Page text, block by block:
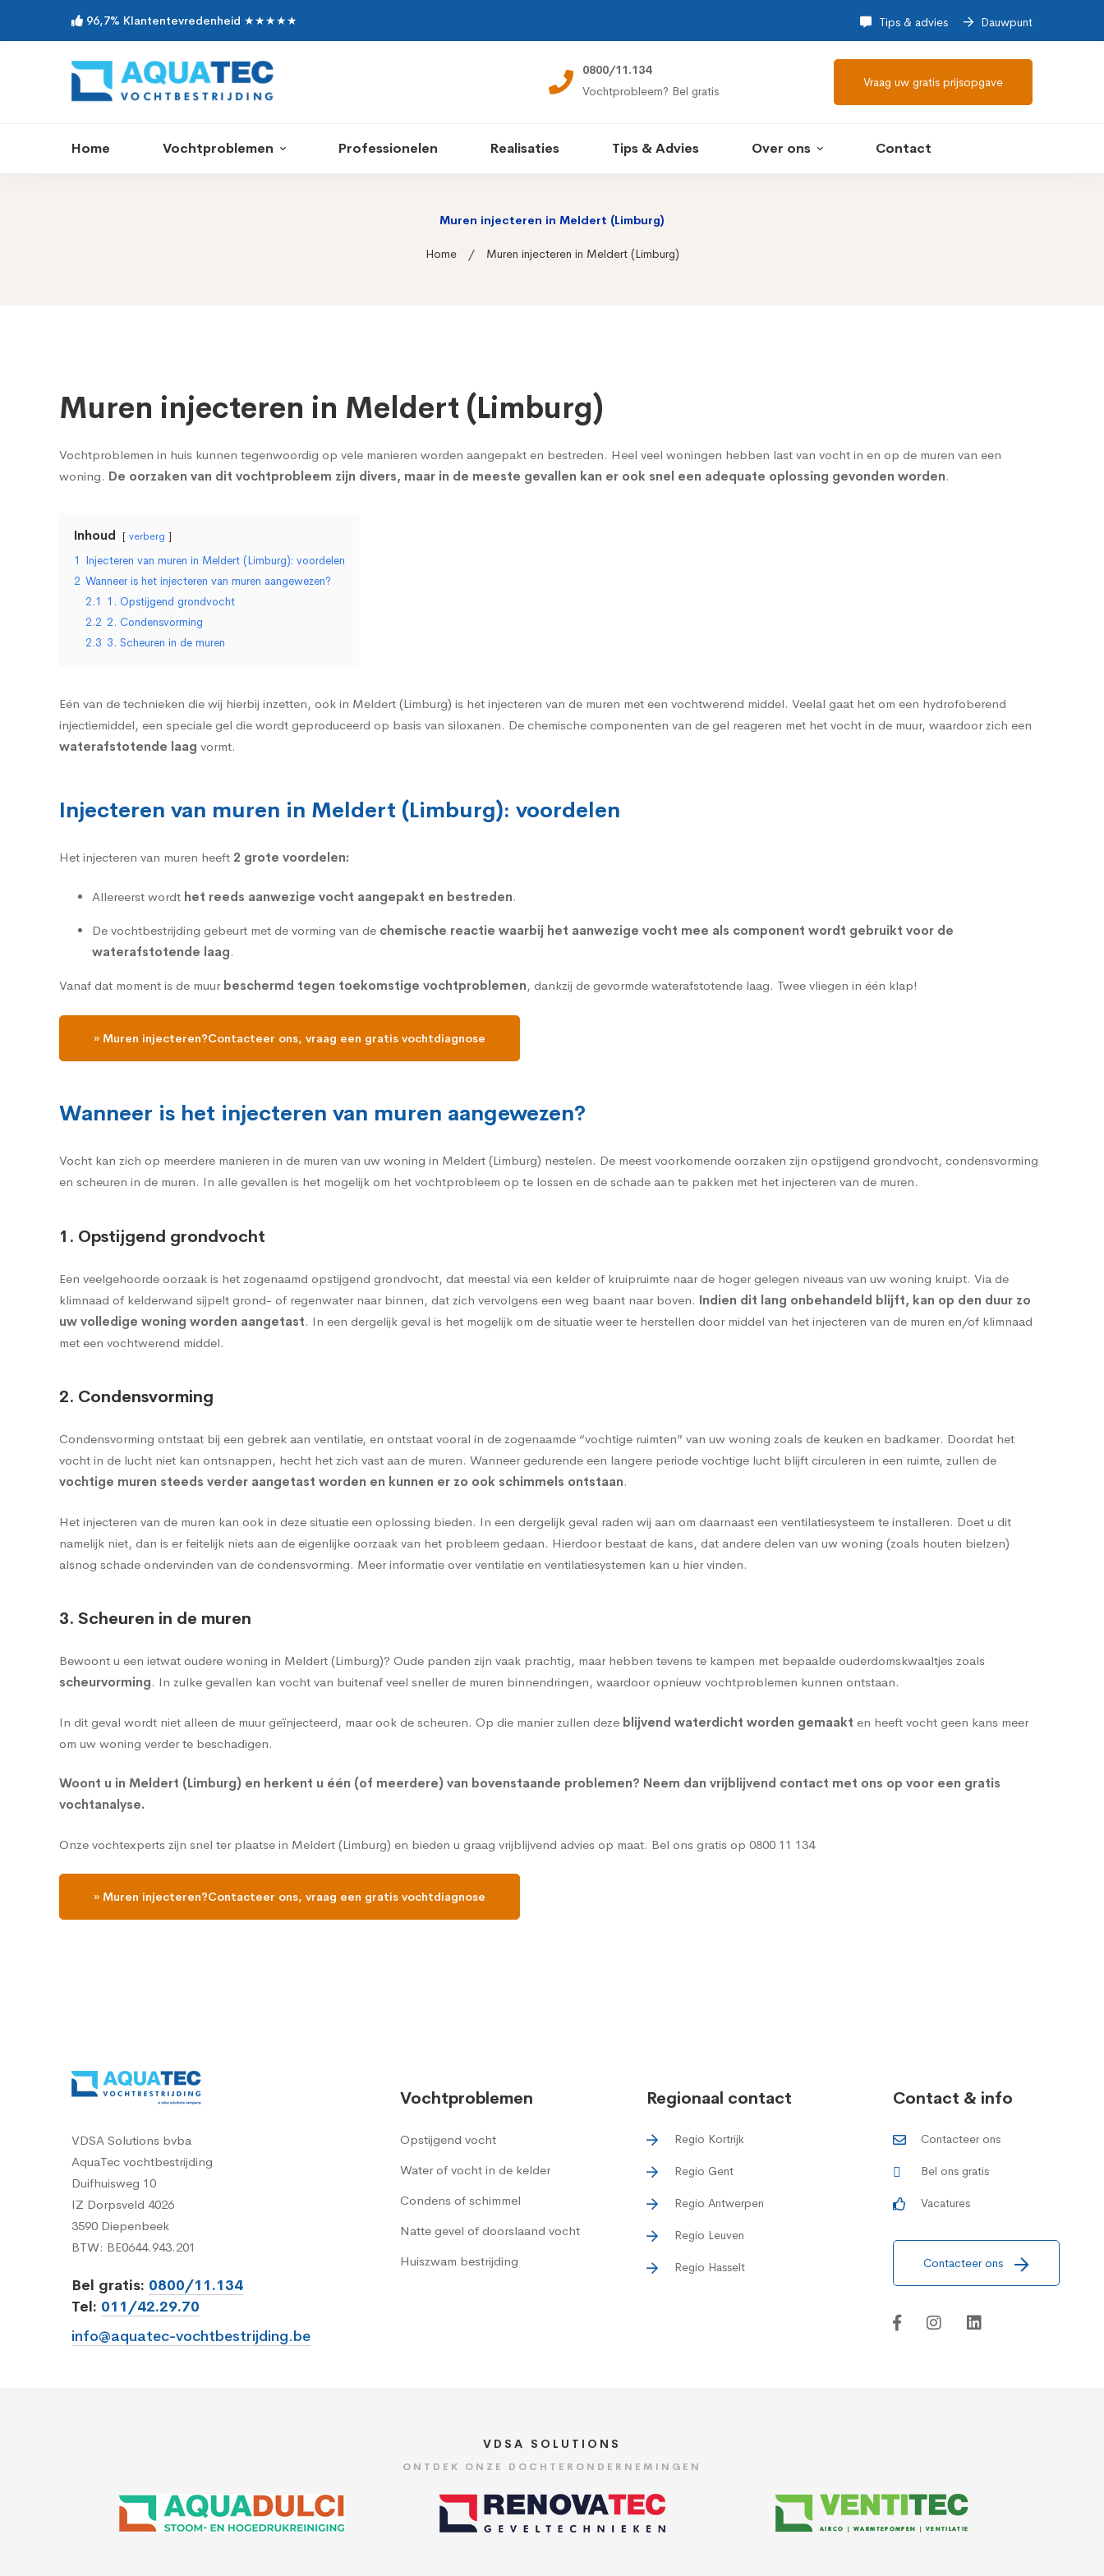
96,7% Klantentevredenheid ★★★★★ Tips & advies Dauwpunt
0800/11.134
Vochtprobleem? Bel gratis
Vraag uw gratis prijsopgave
Home Vochtproblemen Professionelen Realisaties Tips & Advies Over ons Contact
Muren injecteren in Meldert (Limburg)
Home Muren injecteren in Meldert (Limburg)
Muren injecteren in Meldert (Limburg)
Vochtproblemen in huis kunnen tegenwoordig op vele manieren worden aangepakt en bestreden. Heel veel woningen hebben last van vocht in en op de muren van een
woning. De oorzaken van dit vochtprobleem zijn divers, maar in de meeste gevallen kan er ook snel een adequate oplossing gevonden worden.
Inhoud verberg
1 Injecteren van muren in Meldert (Limburg): voordelen
2 Wanneer is het injecteren van muren aangewezen?
2.1 1. Opstijgend grondvocht
2.2 2. Condensvorming
2.3 3. Scheuren in de muren
Eén van de technieken die wij hierbij inzetten, ook in Meldert (Limburg) is het injecteren van de muren met een vochtwerend middel. Veelal gaat het om een hydrofoberend
injectiemiddel, een speciale gel die wordt geproduceerd op basis van siloxanen. De chemische componenten van de gel reageren met het vocht in de muur, waardoor zich een
waterafstotende laag vormt.
Injecteren van muren in Meldert (Limburg): voordelen
Het injecteren van muren heeft 2 grote voordelen:
Allereerst wordt het reeds aanwezige vocht aangepakt en bestreden.
De vochtbestrijding gebeurt met de vorming van de chemische reactie waarbij het aanwezige vocht mee als component wordt gebruikt voor de
waterafstotende laag.
Vanaf dat moment is de muur beschermd tegen toekomstige vochtproblemen, dankzij de gevormde waterafstotende laag. Twee vliegen in één klap!
» Muren injecteren?Contacteer ons, vraag een gratis vochtdiagnose
Wanneer is het injecteren van muren aangewezen?
Vocht kan zich op meerdere manieren in de muren van uw woning in Meldert (Limburg) nestelen. De meest voorkomende oorzaken zijn opstijgend grondvocht, condensvorming
en scheuren in de muren. In alle gevallen is het mogelijk om het vochtprobleem op te lossen en de schade aan te pakken met het injecteren van de muren.
1. Opstijgend grondvocht
Een veelgehoorde oorzaak is het zogenaamd opstijgend grondvocht, dat meestal via een kelder of kruipruimte naar de hoger gelegen niveaus van uw woning kruipt. Via de
klimnaad of kelderwand sijpelt grond- of regenwater naar binnen, dat zich vervolgens een weg baant naar boven. Indien dit lang onbehandeld blijft, kan op den duur zo
uw volledige woning worden aangetast. In een dergelijk geval is het mogelijk om de situatie weer te herstellen door middel van het injecteren van de muren en/of klimnaad
met een vochtwerend middel.
2. Condensvorming
Condensvorming ontstaat bij een gebrek aan ventilatie, en ontstaat vooral in de zogenaamde “vochtige ruimten” van uw woning zoals de keuken en badkamer. Doordat het
vocht in de lucht niet kan ontsnappen, hecht het zich vast aan de muren. Wanneer gedurende een langere periode vochtige lucht blijft circuleren in een ruimte, zullen de
vochtige muren steeds verder aangetast worden en kunnen er zo ook schimmels ontstaan.
Het injecteren van de muren kan ook in deze situatie een oplossing bieden. In een dergelijk geval raden wij aan om daarnaast een ventilatiesysteem te installeren. Doet u dit
namelijk niet, dan is er feitelijk niets aan de eigenlijke oorzaak van het probleem gedaan. Hierdoor bestaat de kans, dat andere delen van uw woning (zoals houten bielzen)
alsnog schade ondervinden van de condensvorming. Meer informatie over ventilatie en ventilatiesystemen kan u hier vinden.
3. Scheuren in de muren
Bewoont u een ietwat oudere woning in Meldert (Limburg)? Oude panden zijn vaak prachtig, maar hebben tevens te kampen met bepaalde ouderdomskwaaltjes zoals
scheurvorming. In zulke gevallen kan vocht van buitenaf veel sneller de muren binnendringen, waardoor opnieuw vochtproblemen kunnen ontstaan.
In dit geval wordt niet alleen de muur geïnjecteerd, maar ook de scheuren. Op die manier zullen deze blijvend waterdicht worden gemaakt en heeft vocht geen kans meer
om uw woning verder te beschadigen.
Woont u in Meldert (Limburg) en herkent u één (of meerdere) van bovenstaande problemen? Neem dan vrijblijvend contact met ons op voor een gratis
vochtanalyse.
Onze vochtexperts zijn snel ter plaatse in Meldert (Limburg) en bieden u graag vrijblijvend advies op maat. Bel ons gratis op 0800 11 134
» Muren injecteren?Contacteer ons, vraag een gratis vochtdiagnose
VDSA Solutions bvba
AquaTec vochtbestrijding
Duifhuisweg 10
IZ Dorpsveld 4026
3590 Diepenbeek
BTW: BE0644.943.201
Bel gratis: 0800/11.134
Tel: 011/42.29.70
info@aquatec-vochtbestrijding.be
Vochtproblemen
Opstijgend vocht
Water of vocht in de kelder
Condens of schimmel
Natte gevel of doorslaand vocht
Huiszwam bestrijding
Regionaal contact
Regio Kortrijk
Regio Gent
Regio Antwerpen
Regio Leuven
Regio Hasselt
Contact & info
Contacteer ons
Bel ons gratis
Vacatures
Contacteer ons
VDSA SOLUTIONS
ONTDEK ONZE DOCHTERONDERNEMINGEN